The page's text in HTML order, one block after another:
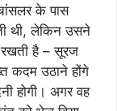
के पास
थी, लेकिन उसने
है – सूरज
कदम उठाने होंगे
होगी। अगर वह